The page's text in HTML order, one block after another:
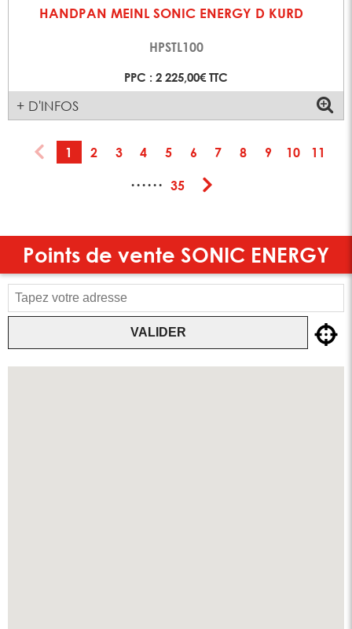
HANDPAN MEINL SONIC ENERGY D KURD
HPSTL100
PPC : 2 225,00€ TTC
+ D'INFOS
1 2 3 4 5 6 7 8 9 10 11
······ 35
Points de vente SONIC ENERGY
VALIDER